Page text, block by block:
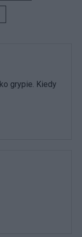
grypie. Kiedy